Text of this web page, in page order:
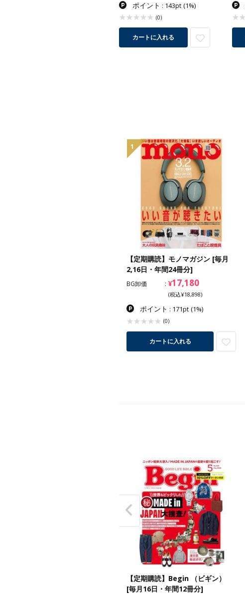
ポイント : 143pt (1%)
(0)
カートに入れる
1
【定期購読】モノマガジン [毎月
2,16日・年間24冊分]
BG卸価 ¥17,180
(税込¥18,898)
ポイント : 171pt (1%)
(0)
カートに入れる
【定期購読】Begin （ビギン）
[毎月16日・年間12冊分]